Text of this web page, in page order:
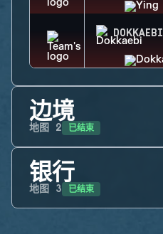
DOKKAEBI
边境
地图 2 已结束
银行
地图 3 已结束